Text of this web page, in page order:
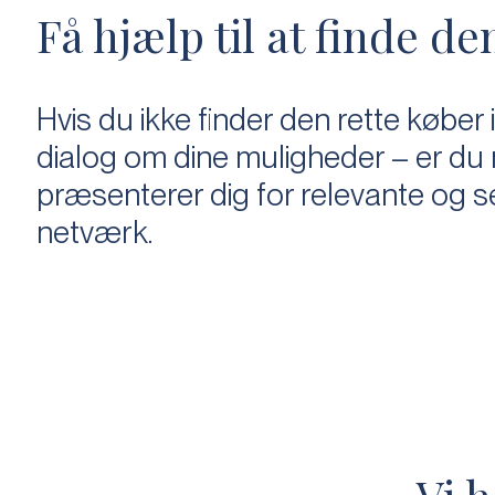
Få hjælp til at finde
Hvis du ikke finder den rette køber
dialog om dine muligheder – er du
præsenterer dig for relevante og
netværk.